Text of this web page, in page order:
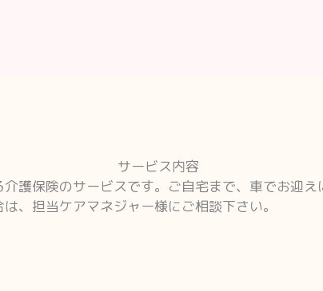
サービス内容
護保険のサービスです。ご自宅まで、車でお迎
、担当ケアマネジャー様にご相談下さい。